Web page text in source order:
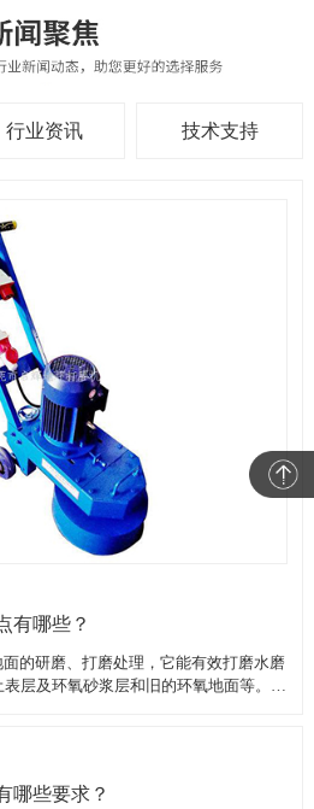
行业资讯 技术支持
有哪些？
的研磨、打磨处理，它能有效打磨水磨
层及环氧砂浆层和旧的环氧地面等。具
哪些要求？